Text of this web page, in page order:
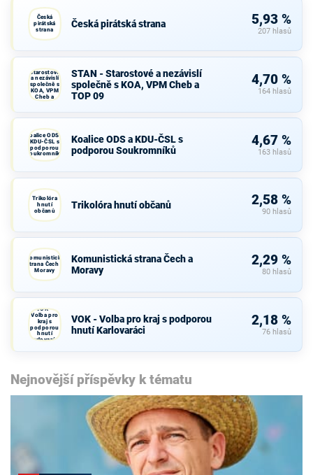
Česká
pirátská
strana
Česká pirátská strana 5,93 %
207 hlasů
Starostové
a nezávislí
společně s
KOA, VPM
Cheb a
TOP 09
STAN - Starostové a nezávislí
společně s KOA, VPM Cheb a
TOP 09
4,70 %
164 hlasů
Koalice ODS a
KDU-ČSL s
podporou
Soukromníků
Koalice ODS a KDU-ČSL s
podporou Soukromníků
4,67 %
163 hlasů
Trikolóra
hnutí
občanů
Trikolóra hnutí občanů 2,58 %
90 hlasů
Komunistická
strana Čech a
Moravy
Komunistická strana Čech a
Moravy
2,29 %
80 hlasů
VOK -
Volba pro
kraj s
podporou
hnutí
Karlovaráci
VOK - Volba pro kraj s podporou
hnutí Karlovaráci
2,18 %
76 hlasů
Nejnovější příspěvky k tématu